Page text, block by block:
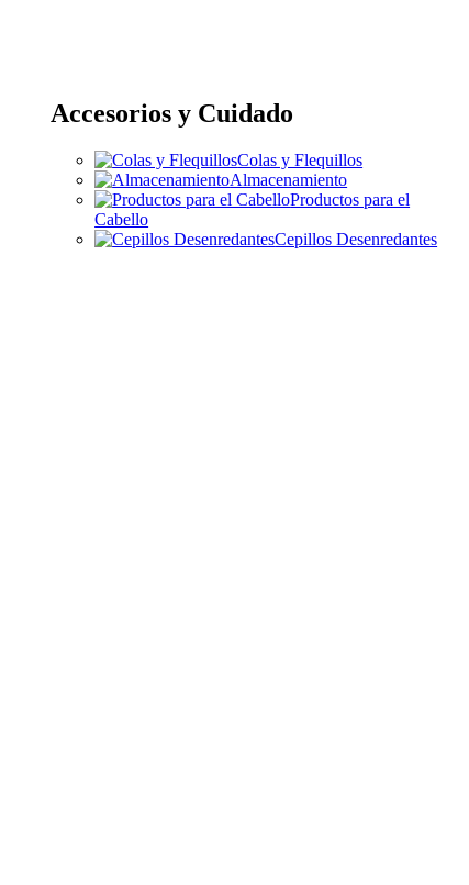
Accesorios y Cuidado
Colas y Flequillos
Almacenamiento
Productos para el
Cabello
Cepillos Desenredantes